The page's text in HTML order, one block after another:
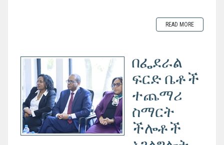
READ MORE
በፌደራል
ፍርድ ቤቶች
ተጨማሪ
ስማርት
ችሎቶች